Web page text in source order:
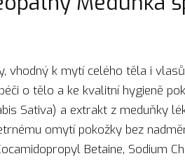
vhodný k mytí celého těla i
o tělo a ke kvalitní hygieně
Sativa) a extrakt z meduňky
omytí pokožky bez
Betaine, Sodium